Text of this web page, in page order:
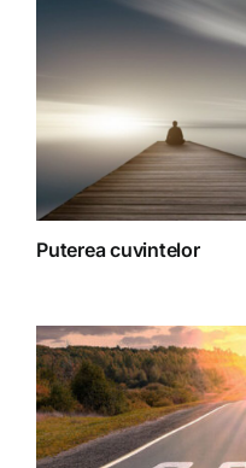
Puterea cuvintelor